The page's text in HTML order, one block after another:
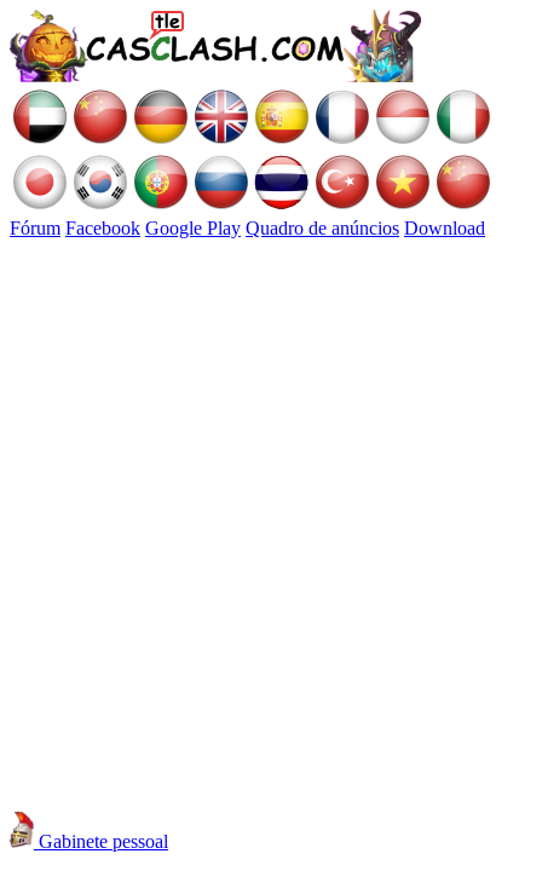
Fórum Facebook Google Play Quadro de anúncios Download
Gabinete pessoal